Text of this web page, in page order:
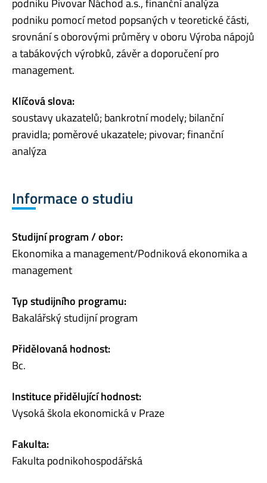
podniku pomocí metod popsaných v teoretické části,
srovnání s oborovými průměry v oboru Výroba nápojů
a tabákových výrobků, závěr a doporučení pro
management.
Klíčová slova:
soustavy ukazatelů; bankrotní modely; bilanční
pravidla; poměrové ukazatele; pivovar; finanční
analýza
Informace o studiu
Studijní program / obor:
Ekonomika a management/Podniková ekonomika a
management
Typ studijního programu:
Bakalářský studijní program
Přidělovaná hodnost:
Bc.
Instituce přidělující hodnost:
Vysoká škola ekonomická v Praze
Fakulta:
Fakulta podnikohospodářská